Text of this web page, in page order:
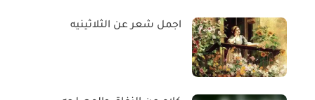
اجمل شعر عن الثلاثينيه